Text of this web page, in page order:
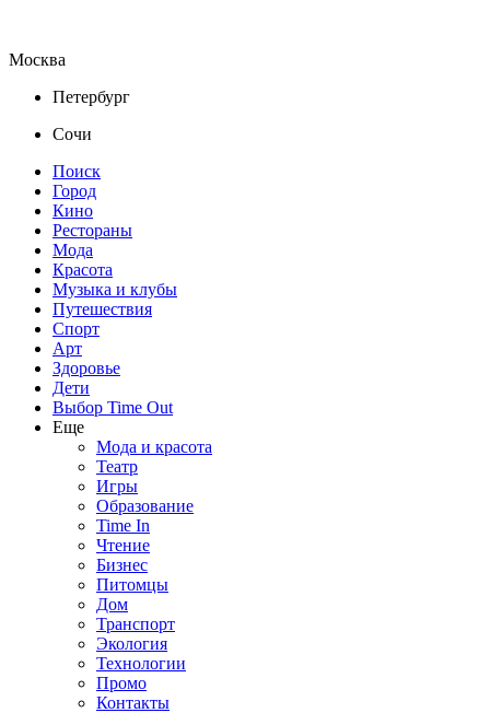
Москва
Петербург
Сочи
Поиск
Город
Кино
Рестораны
Мода
Красота
Музыка и клубы
Путешествия
Спорт
Арт
Здоровье
Дети
Выбор Time Out
Еще
Мода и красота
Театр
Игры
Образование
Time In
Чтение
Бизнес
Питомцы
Дом
Транспорт
Экология
Технологии
Промо
Контакты